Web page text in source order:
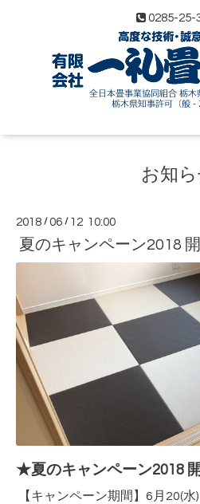
0285-25-
お知
2018 /06 / 12 10:00
夏のキャンペーン2018 開
★夏のキャンペーン2018
【キャンペーン期間】 6月20(水